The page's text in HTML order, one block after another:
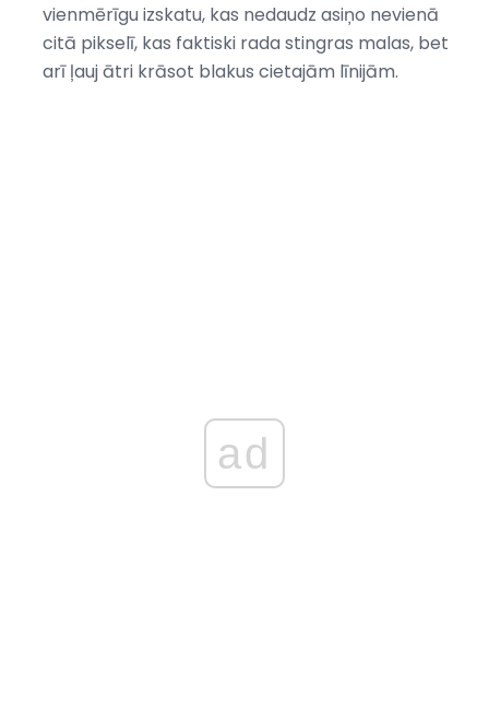
vienmērīgu izskatu, kas nedaudz asiņo nevienā
citā pikselī, kas faktiski rada stingras malas, bet
arī ļauj ātri krāsot blakus cietajām līnijām.
ad